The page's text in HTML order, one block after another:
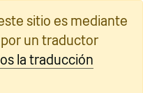
sitio es mediante
un traductor
la traducción